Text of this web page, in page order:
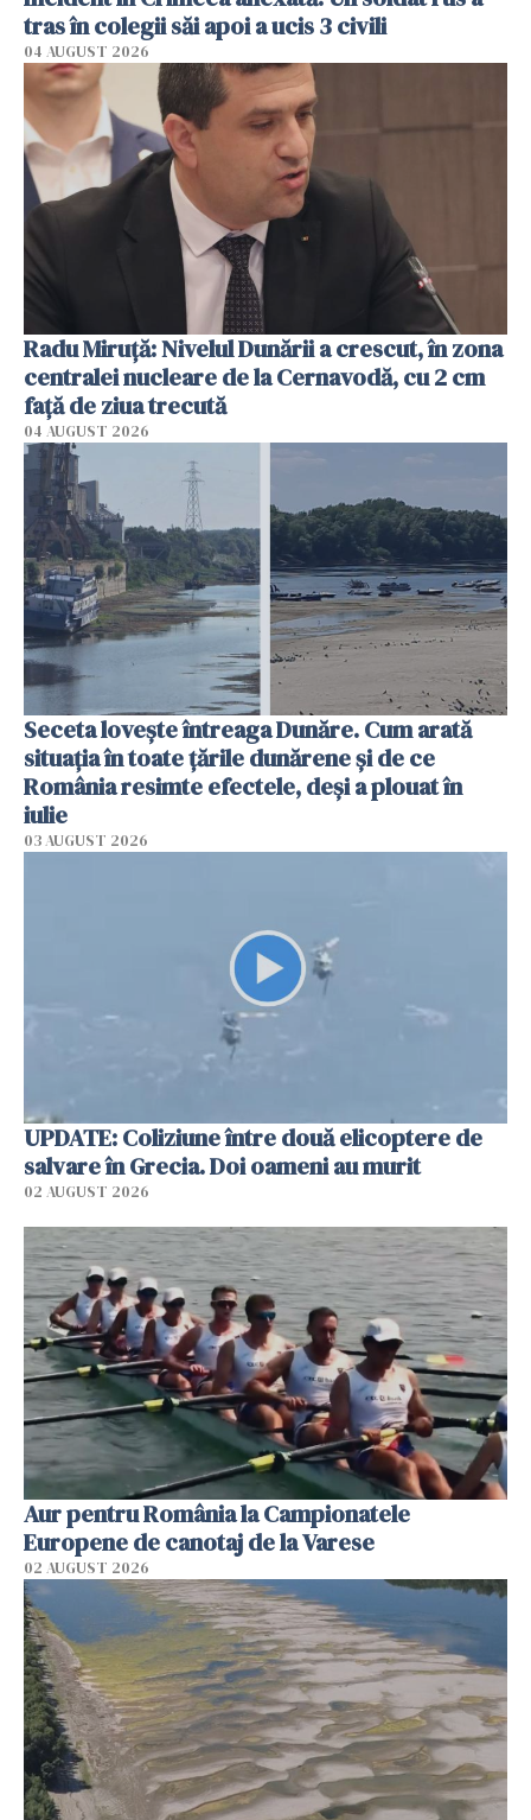
tras în colegii săi apoi a ucis 3 civili
04 AUGUST 2026
Radu Miruţă: Nivelul Dunării a crescut, în zona
centralei nucleare de la Cernavodă, cu 2 cm
faţă de ziua trecută
04 AUGUST 2026
Seceta lovește întreaga Dunăre. Cum arată
situația în toate țările dunărene și de ce
România resimte efectele, deși a plouat în
iulie
03 AUGUST 2026
UPDATE: Coliziune între două elicoptere de
salvare în Grecia. Doi oameni au murit
02 AUGUST 2026
Aur pentru România la Campionatele
Europene de canotaj de la Varese
02 AUGUST 2026